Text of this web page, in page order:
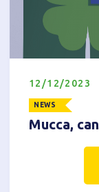
12/12/2023
NEWS
Mucca,